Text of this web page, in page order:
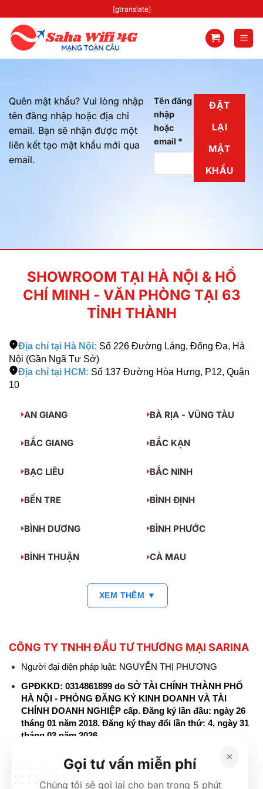
to
content
[gtranslate]
Quên mật khẩu? Vui lòng nhập
tên đăng nhập hoặc địa chỉ
email. Bạn sẽ nhận được một
liên kết tạo mật khẩu mới qua
email.
Tên đăng
nhập
hoặc
email *
buộc
ĐẶT
LẠI
MẬT
KHẨU
SHOWROOM TẠI HÀ NỘI & HỒ
CHÍ MINH - VĂN PHÒNG TẠI 63
TỈNH THÀNH
Địa chỉ tại Hà Nội: Số 226 Đường Láng, Đống Đa, Hà
Nội (Gần Ngã Tư Sở)
Địa chỉ tại HCM: Số 137 Đường Hòa Hưng, P12, Quận
10
AN GIANG BÀ RỊA - VŨNG TÀU
BẮC GIANG BẮC KẠN
BẠC LIÊU BẮC NINH
BẾN TRE BÌNH ĐỊNH
BÌNH DƯƠNG BÌNH PHƯỚC
BÌNH THUẬN CÀ MAU
XEM THÊM ▼
CÔNG TY TNHH ĐẦU TƯ THƯƠNG MẠI SARINA
Người đại diện pháp luật: NGUYỄN THỊ PHƯƠNG
GPĐKKD: 0314861899 do SỞ TÀI CHÍNH THÀNH PHỐ
HÀ NỘI - PHÒNG ĐĂNG KÝ KINH DOANH VÀ TÀI
CHÍNH DOANH NGHIỆP cấp. Đăng ký lần đầu: ngày 26
tháng 01 năm 2018. Đăng ký thay đổi lần thứ: 4, ngày 31
tháng 03 năm 2026
226 Đường Láng, Đống Đa, Hà Nội
137 Đường Hòa Hưng, Phường 12, Quận 10, TP. Hồ Chí
Minh
Gọi tư vấn miễn phí
Chúng tôi sẽ gọi lại cho bạn trong 5 phút